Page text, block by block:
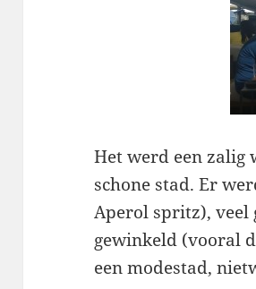
Het werd een zalig
schone stad. Er
Aperol spritz), veel
gewinkeld (vooral
een modestad,